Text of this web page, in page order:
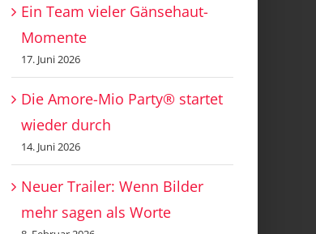
Ein Team vieler Gänsehaut-
Momente
17. Juni 2026
Die Amore-Mio Party® startet
wieder durch
14. Juni 2026
Neuer Trailer: Wenn Bilder
mehr sagen als Worte